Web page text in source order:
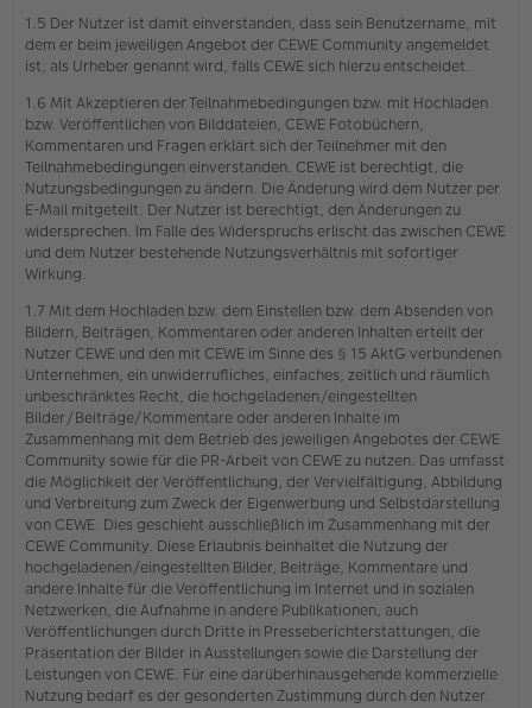
1.5 Der Nutzer ist damit einverstanden, dass sein Benutzername, mit
dem er beim jeweiligen Angebot der CEWE Community angemeldet
ist, als Urheber genannt wird, falls CEWE sich hierzu entscheidet.
1.6 Mit Akzeptieren der Teilnahmebedingungen bzw. mit Hochladen
bzw. Veröffentlichen von Bilddateien, CEWE Fotobüchern,
Kommentaren und Fragen erklärt sich der Teilnehmer mit den
Teilnahmebedingungen einverstanden. CEWE ist berechtigt, die
Nutzungsbedingungen zu ändern. Die Änderung wird dem Nutzer per
E-Mail mitgeteilt. Der Nutzer ist berechtigt, den Änderungen zu
widersprechen. Im Falle des Widerspruchs erlischt das zwischen CEWE
und dem Nutzer bestehende Nutzungsverhältnis mit sofortiger
Wirkung.
1.7 Mit dem Hochladen bzw. dem Einstellen bzw. dem Absenden von
Bildern, Beiträgen, Kommentaren oder anderen Inhalten erteilt der
Nutzer CEWE und den mit CEWE im Sinne des § 15 AktG verbundenen
Unternehmen, ein unwiderrufliches, einfaches, zeitlich und räumlich
unbeschränktes Recht, die hochgeladenen/eingestellten
Bilder/Beiträge/Kommentare oder anderen Inhalte im
Zusammenhang mit dem Betrieb des jeweiligen Angebotes der CEWE
Community sowie für die PR-Arbeit von CEWE zu nutzen. Das umfasst
die Möglichkeit der Veröffentlichung, der Vervielfältigung, Abbildung
und Verbreitung zum Zweck der Eigenwerbung und Selbstdarstellung
von CEWE. Dies geschieht ausschließlich im Zusammenhang mit der
CEWE Community. Diese Erlaubnis beinhaltet die Nutzung der
hochgeladenen/eingestellten Bilder, Beiträge, Kommentare und
andere Inhalte für die Veröffentlichung im Internet und in sozialen
Netzwerken, die Aufnahme in andere Publikationen, auch
Veröffentlichungen durch Dritte in Presseberichterstattungen, die
Präsentation der Bilder in Ausstellungen sowie die Darstellung der
Leistungen von CEWE. Für eine darüberhinausgehende kommerzielle
Nutzung bedarf es der gesonderten Zustimmung durch den Nutzer.